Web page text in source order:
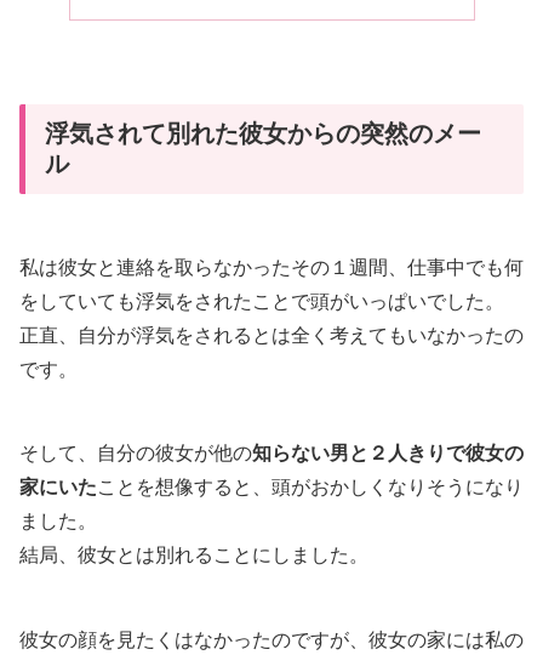
浮気されて別れた彼女からの突然のメー
ル
私は彼女と連絡を取らなかったその１週間、仕事中でも何
をしていても浮気をされたことで頭がいっぱいでした。
正直、自分が浮気をされるとは全く考えてもいなかったの
です。
そして、自分の彼女が他の知らない男と２人きりで彼女の
家にいたことを想像すると、頭がおかしくなりそうになり
ました。
結局、彼女とは別れることにしました。
彼女の顔を見たくはなかったのですが、彼女の家には私の